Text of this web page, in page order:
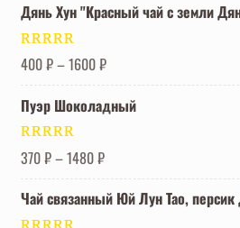
Дянь Хун "Красный чай с земли
Оценка5.00
из 5
400₽–1600₽
Пуэр Шоколадный
Оценка5.00
из 5
370₽–1480₽
Чай связанный Юй Лун Тао, персик